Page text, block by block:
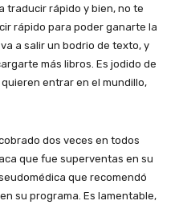
traducir rápido y bien, no te
rápido para poder ganarte la
a salir un bodrio de texto, y
más libros. Es jodido de
entrar en el mundillo,
dos veces en todos
que fue superventas en su
que recomendó
su programa. Es lamentable,